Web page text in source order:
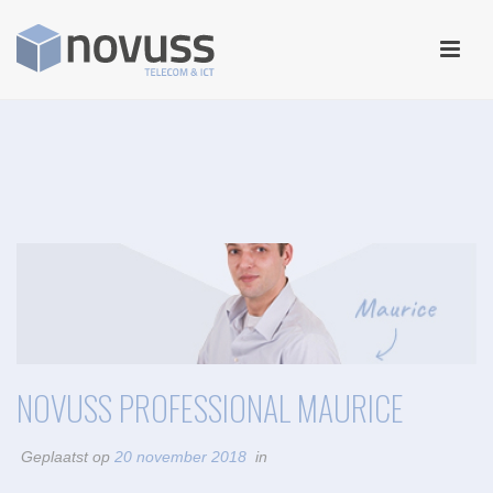
NOVUSS PROFESSIONAL MAURICE
Geplaatst op 20 november 2018 in